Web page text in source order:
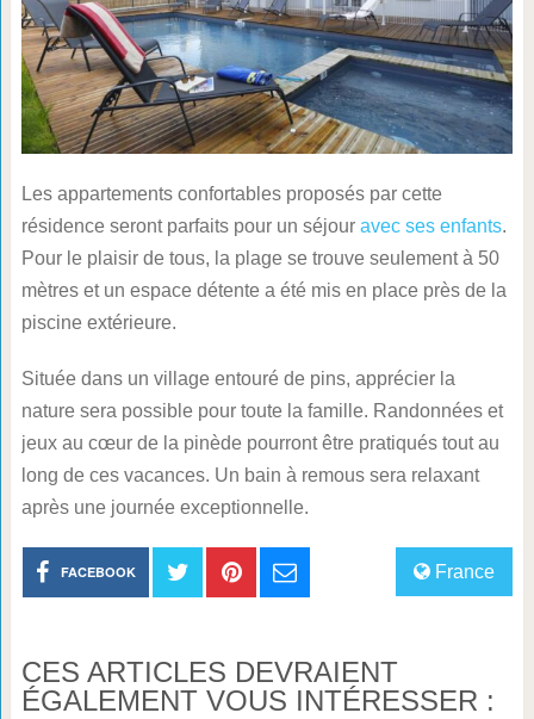
Les appartements confortables proposés par cette
résidence seront parfaits pour un séjour avec ses enfants.
Pour le plaisir de tous, la plage se trouve seulement à 50
mètres et un espace détente a été mis en place près de la
piscine extérieure.
Située dans un village entouré de pins, apprécier la
nature sera possible pour toute la famille. Randonnées et
jeux au cœur de la pinède pourront être pratiqués tout au
long de ces vacances. Un bain à remous sera relaxant
après une journée exceptionnelle.
France
FACEBOOK
CES ARTICLES DEVRAIENT
ÉGALEMENT VOUS INTÉRESSER :